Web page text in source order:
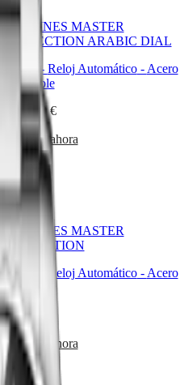
LONGINES MASTER
COLLECTION ARABIC DIAL
- Reloj Automático- Acero
inoxidable
2.650,00 €
Comprar ahora
Nuevo
LONGINES MASTER
COLLECTION
Reloj Automático- Acero
inoxidable
2.550,00 €
Comprar ahora